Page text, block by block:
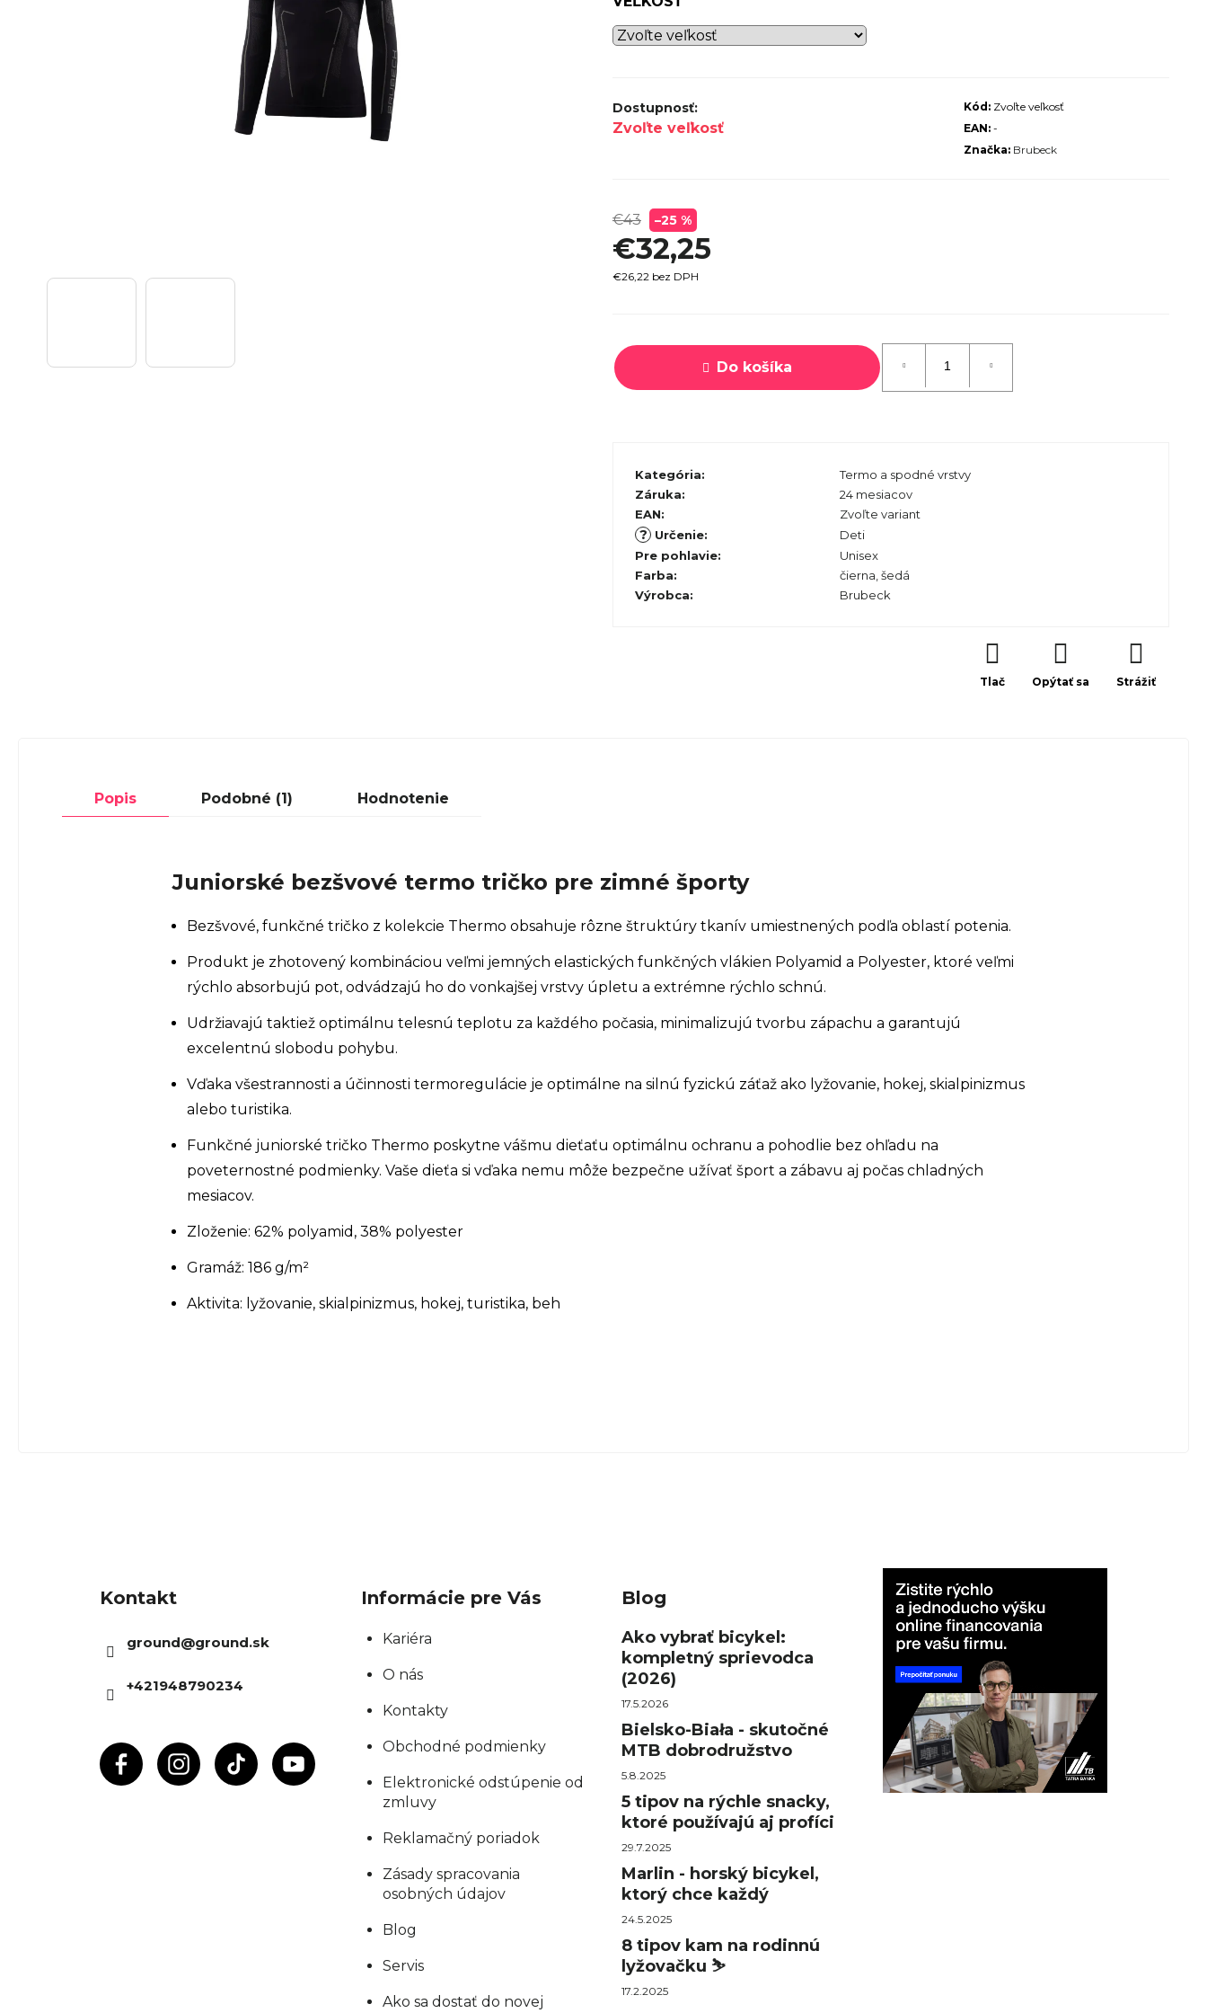
Zvoľte veľkosť
Kód: Zvoľte veľkosť
Značka: Brubeck
EAN: -
€43 –25 %
€32,25
€26,22 bez DPH
cena:
Do košíka
Kategória:
Termo a spodné vrstvy
Záruka:
24 mesiacov
EAN: Zvoľte variant
? Určenie:
Deti
Pre pohlavie:
Unisex
Farba: čierna šedá
Výrobca: Brubeck
Tlač Opýtať sa Strážiť
Popis Podobné (1) Hodnotenie
Juniorské bezšvové termo tričko pre zimné športy
Bezšvové, funkčné tričko z kolekcie Thermo obsahuje rôzne štruktúry tkanív umiestnených podľa oblastí potenia.
Produkt je zhotovený kombináciou veľmi jemných elastických funkčných vlákien Polyamid a Polyester, ktoré veľmi
rýchlo absorbujú pot, odvádzajú ho do vonkajšej vrstvy úpletu a extrémne rýchlo schnú.
Udržiavajú taktiež optimálnu telesnú teplotu za každého počasia, minimalizujú tvorbu zápachu a garantujú
excelentnú slobodu pohybu.
Vďaka všestrannosti a účinnosti termoregulácie je optimálne na silnú fyzickú záťaž ako lyžovanie, hokej, skialpinizmus
alebo turistika.
Funkčné juniorské tričko Thermo poskytne vášmu dieťaťu optimálnu ochranu a pohodlie bez ohľadu na
poveternostné podmienky. Vaše dieťa si vďaka nemu môže bezpečne užívať šport a zábavu aj počas chladných
mesiacov.
Zloženie: 62% polyamid, 38% polyester
Gramáž: 186 g/m²
Aktivita: lyžovanie, skialpinizmus, hokej, turistika, beh
TREK PROCALIBER 8 FURY RED
TREK MARLIN 6 GEN 3 LAVA
CYPRESS / COOL GREY REFLECTIVE
Kontakt
ground@ground.sk
+421948790234
Informácie pre Vás
Kariéra
O nás
Kontakty
Obchodné podmienky
Elektronické odstúpenie od
zmluvy
Reklamačný poriadok
Zásady spracovania
osobných údajov
Blog
Servis
Ako sa dostať do novej
Blog
Ako vybrať bicykel:
kompletný sprievodca
(2026)
17.5.2026
Bielsko-Biała - skutočné
MTB dobrodružstvo
5.8.2025
5 tipov na rýchle snacky,
ktoré používajú aj profíci
29.7.2025
Marlin - horský bicykel,
ktorý chce každý
24.5.2025
8 tipov kam na rodinnú
lyžovačku ⛷️
17.2.2025